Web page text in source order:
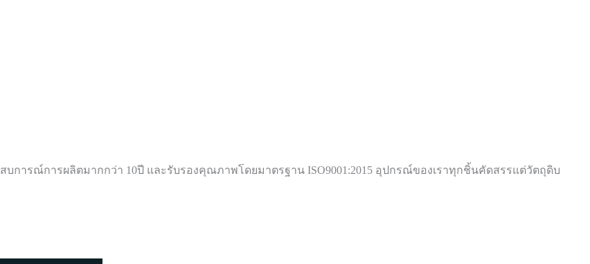
บการณ์การผลิตมากกว่า 10ปี และรับรองคุณภาพโดยมาตรฐาน ISO9001:2015 อุปกรณ์ของเราทุกชิ้นคัดสรรแต่วัตถุดิบ